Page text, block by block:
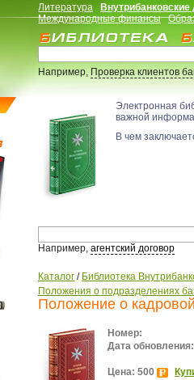
Литература
Международные финансы
Например,Проверка клиентов
Электронная
важной
В чем
Например, агентский договор
Каталог / Библиотека
Положения о подразделениях
Положение о
Номер:
Дата обновления:
Цена: 500